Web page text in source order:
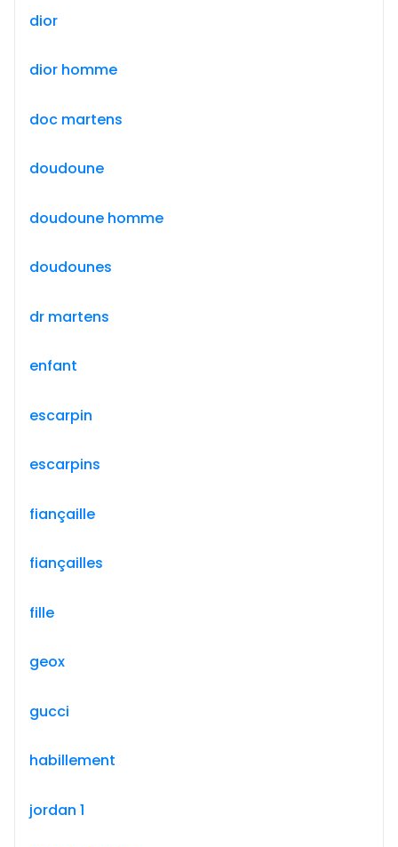
dior
dior homme
doc martens
doudoune
doudoune homme
doudounes
dr martens
enfant
escarpin
escarpins
fiançaille
fiançailles
fille
geox
gucci
habillement
jordan 1